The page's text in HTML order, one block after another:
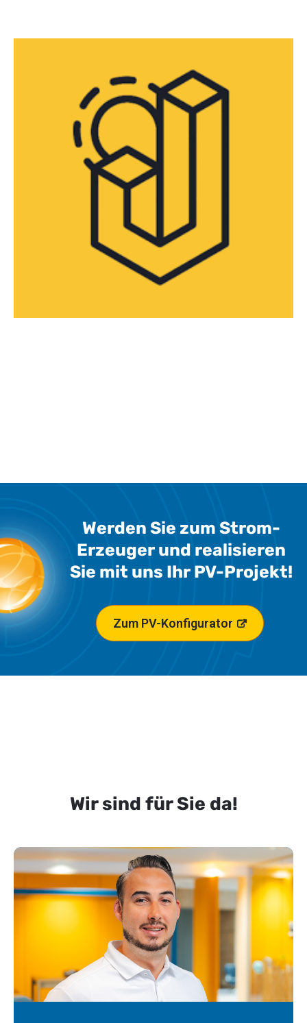
Werden Sie zum Strom-
Erzeuger und realisieren
Sie mit uns Ihr PV-Projekt!
Zum PV-Konfigurator
Wir sind für Sie da!